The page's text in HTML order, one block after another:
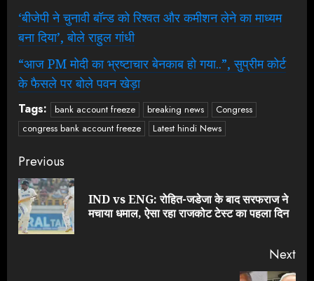
‘बीजेपी ने चुनावी बॉन्ड को रिश्वत और कमीशन लेने का माध्यम
बना दिया’, बोले राहुल गांधी
“आज PM मोदी का भ्रष्टाचार बेनकाब हो गया..”, सुप्रीम कोर्ट
के फैसले पर बोले पवन खेड़ा
Tags: bank account freeze breaking news
Congress
congress bank account freeze
Latest hindi News
Continue
Reading
Previous
IND vs ENG: रोहित-जडेजा के बाद सरफराज ने
मचाया धमाल, ऐसा रहा राजकोट टेस्ट का पहला दिन
Next